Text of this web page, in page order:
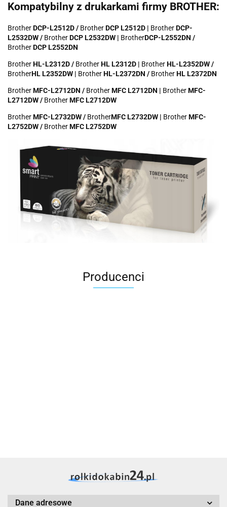
Kompatybilny z drukarkami firmy BROTHER:
BrotherDCP-L2512D / BrotherDCP L2512D | BrotherDCP-
L2532DW / BrotherDCP L2532DW | BrotherDCP-L2552DN /
BrotherDCP L2552DN
BrotherHL-L2312D / BrotherHL L2312D | BrotherHL-L2352DW /
BrotherHL L2352DW | BrotherHL-L2372DN / BrotherHL L2372DN
BrotherMFC-L2712DN / BrotherMFC L2712DN | BrotherMFC-
L2712DW / BrotherMFC L2712DW
BrotherMFC-L2732DW / BrotherMFC L2732DW | BrotherMFC-
L2752DW / BrotherMFC L2752DW
Producenci
Dane adresowe